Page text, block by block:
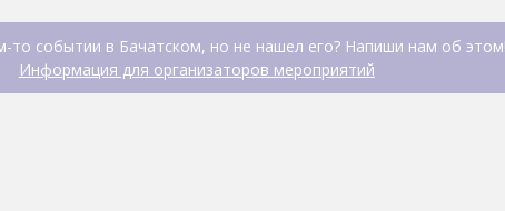
то событии в Бачатском, но не нашел его? Напиши нам об этом!
Информация для организаторов мероприятий